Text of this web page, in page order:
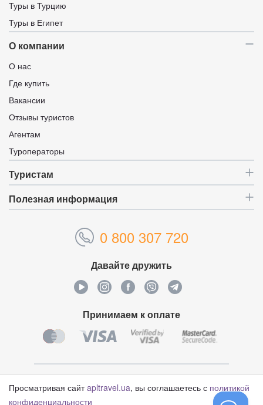
Просматривая сайтapltravel.ua, вы соглашаетесь с политикой
конфиденциальности
Туры в Турцию
Туры в Египет
О компании
О нас
Где купить
Вакансии
Отзывы туристов
Агентам
Туроператоры
Туристам
Полезная информация
0 800 307 720
Давайте дружить
Принимаем к оплате
© Туристический оператор «APL Travel», 2006-2026